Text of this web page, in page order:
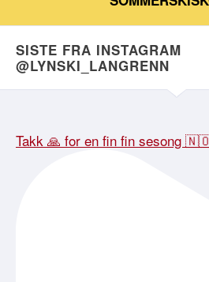
SISTE FRA INSTAGRAM
@LYNSKI_LANGRENN
Takk 🙏 for en fin fin sesong